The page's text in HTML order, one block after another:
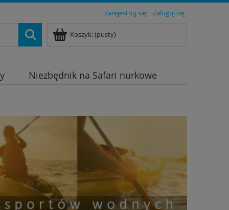
Zarejestruj się Zaloguj się
Koszyk:(pusty)
Niezbędnik na Safari nurkowe